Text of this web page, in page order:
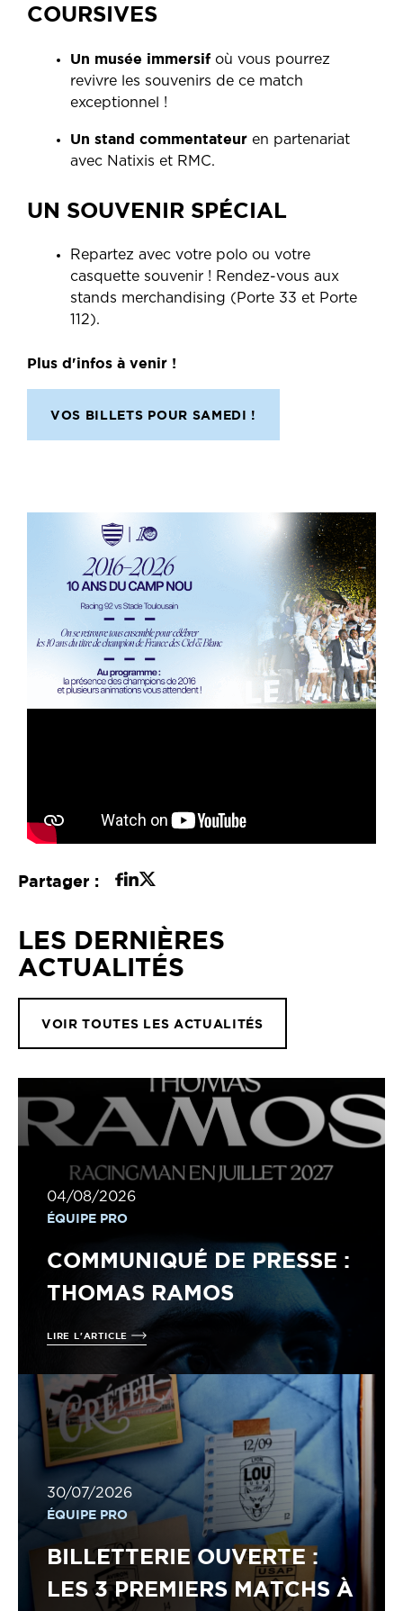
COURSIVES
Un musée immersif où vous pourrez
revivre les souvenirs de ce match
exceptionnel !
Un stand commentateur en partenariat
avec Natixis et RMC.
UN SOUVENIR SPÉCIAL
Repartez avec votre polo ou votre
casquette souvenir ! Rendez-vous aux
stands merchandising (Porte 33 et Porte
112).
Plus d'infos à venir !
VOS BILLETS POUR SAMEDI !
Partager :
LES DERNIÈRES
ACTUALITÉS
VOIR TOUTES LES ACTUALITÉS
04/08/2026
ÉQUIPE PRO
COMMUNIQUÉ DE PRESSE :
THOMAS RAMOS
LIRE L'ARTICLE
30/07/2026
ÉQUIPE PRO
BILLETTERIE OUVERTE :
LES 3 PREMIERS MATCHS À